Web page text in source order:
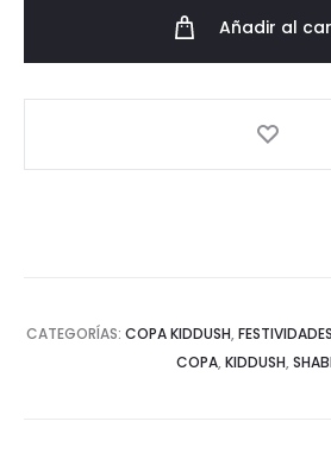
Añadir al
CATEGORÍAS: COPA KIDDUSH, FESTIVIDADES
COPA, KIDDUSH,